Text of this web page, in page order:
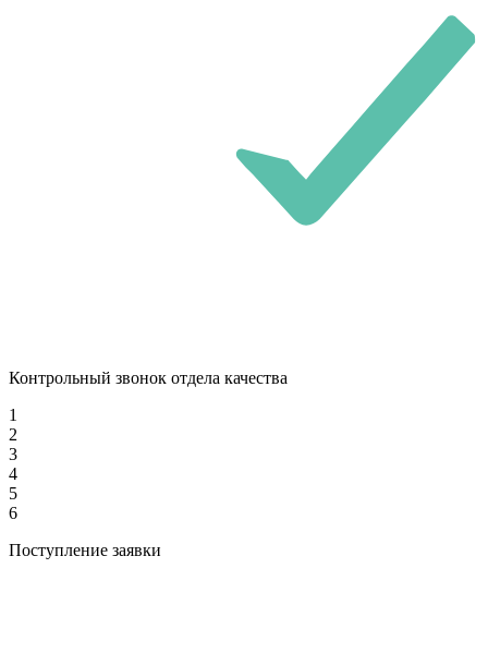
Контрольный звонок отдела качества
1
2
3
4
5
6
Поступление заявки